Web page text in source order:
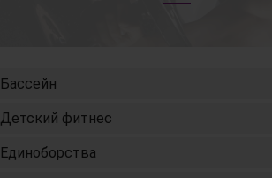
Бассейн
Детский фитнес
Единоборства